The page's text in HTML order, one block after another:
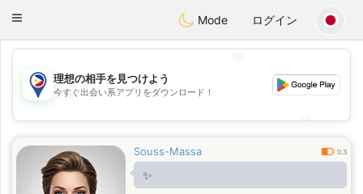
PhilippinesChat
Toggle
Mode ログイン
💖
💕
理想の相手を見つけよう
今すぐ出会い系アプリをダウンロード！
Souss-Massa 0.3
✨